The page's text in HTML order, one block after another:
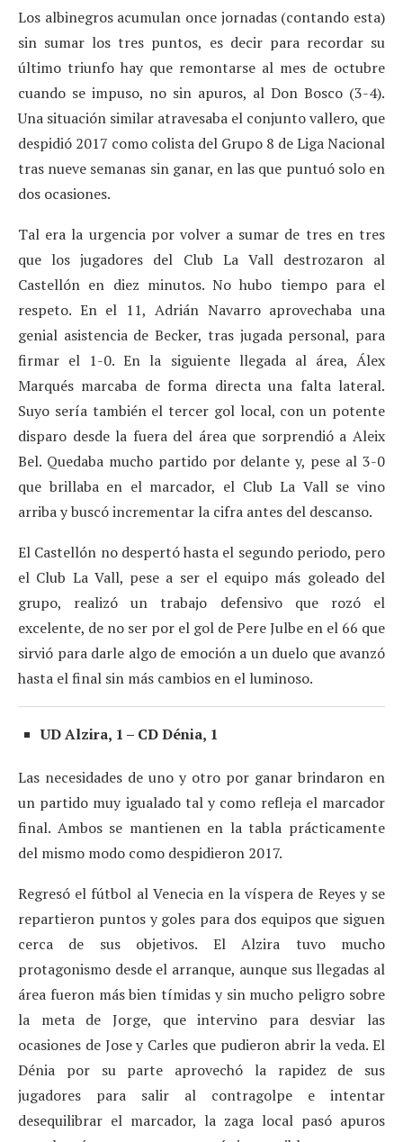
Los albinegros acumulan once jornadas (contando esta)
sin sumar los tres puntos, es decir para recordar su
último triunfo hay que remontarse al mes de octubre
cuando se impuso, no sin apuros, al Don Bosco (3-4).
Una situación similar atravesaba el conjunto vallero, que
despidió 2017 como colista del Grupo 8 de Liga Nacional
tras nueve semanas sin ganar, en las que puntuó solo en
dos ocasiones.
Tal era la urgencia por volver a sumar de tres en tres
que los jugadores del Club La Vall destrozaron al
Castellón en diez minutos. No hubo tiempo para el
respeto. En el 11, Adrián Navarro aprovechaba una
genial asistencia de Becker, tras jugada personal, para
firmar el 1-0. En la siguiente llegada al área, Álex
Marqués marcaba de forma directa una falta lateral.
Suyo sería también el tercer gol local, con un potente
disparo desde la fuera del área que sorprendió a Aleix
Bel. Quedaba mucho partido por delante y, pese al 3-0
que brillaba en el marcador, el Club La Vall se vino
arriba y buscó incrementar la cifra antes del descanso.
El Castellón no despertó hasta el segundo periodo, pero
el Club La Vall, pese a ser el equipo más goleado del
grupo, realizó un trabajo defensivo que rozó el
excelente, de no ser por el gol de Pere Julbe en el 66 que
sirvió para darle algo de emoción a un duelo que avanzó
hasta el final sin más cambios en el luminoso.
UD Alzira, 1 – CD Dénia, 1
Las necesidades de uno y otro por ganar brindaron en
un partido muy igualado tal y como refleja el marcador
final. Ambos se mantienen en la tabla prácticamente
del mismo modo como despidieron 2017.
Regresó el fútbol al Venecia en la víspera de Reyes y se
repartieron puntos y goles para dos equipos que siguen
cerca de sus objetivos. El Alzira tuvo mucho
protagonismo desde el arranque, aunque sus llegadas al
área fueron más bien tímidas y sin mucho peligro sobre
la meta de Jorge, que intervino para desviar las
ocasiones de Jose y Carles que pudieron abrir la veda. El
Dénia por su parte aprovechó la rapidez de sus
jugadores para salir al contragolpe e intentar
desequilibrar el marcador, la zaga local pasó apuros